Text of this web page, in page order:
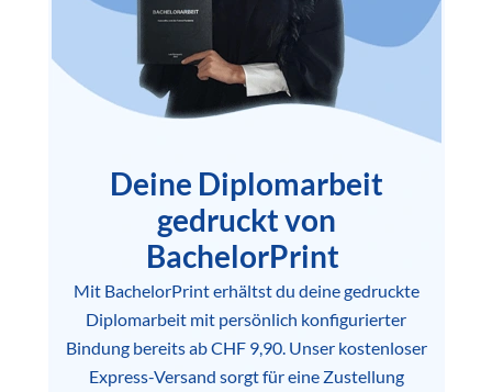
Deine Diplomarbeit
gedruckt von
BachelorPrint
Mit BachelorPrint erhältst du deine gedruckte
Diplomarbeit mit persönlich konfigurierter
Bindung bereits ab CHF 9,90. Unser kostenloser
Express-Versand sorgt für eine Zustellung